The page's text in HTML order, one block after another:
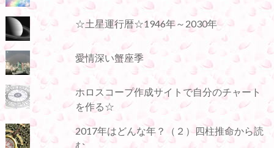
☆土星運行暦☆1946年～2030年
愛情深い蟹座季
ホロスコープ作成サイトで自分のチャート
を作る☆
2017年はどんな年？（２）四柱推命から読
む